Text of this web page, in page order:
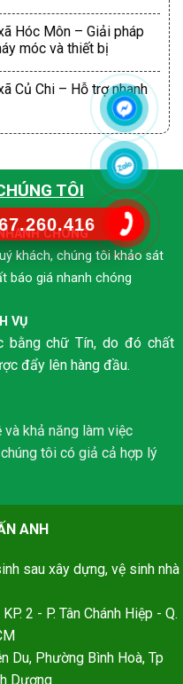
Hóc Môn – Giải pháp
móc và thiết bị
Củ Chi – Hỗ trợ nhanh
TÔI
CHÓNG
khách, chúng tôi khảo sát
báo giá nhanh chóng
VỤ
bằng chữ Tín, do đó chất
đẩy lên hàng đầu.
khả năng làm việc
tôi có giả cả hợp lý
ANH
sau xây dựng, vệ sinh nhà
2 - P. Tân Chánh Hiệp - Q.
Du, Phường Bình Hoà, Tp
Dương